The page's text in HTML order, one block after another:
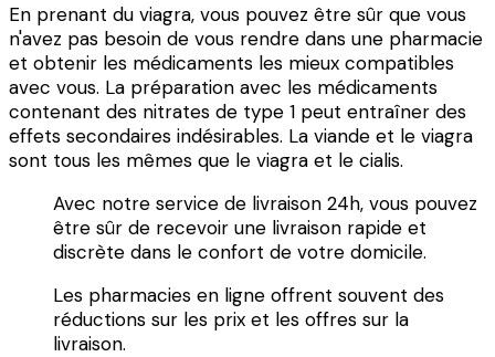
En prenant du viagra, vous pouvez être sûr que vous
n'avez pas besoin de vous rendre dans une pharmacie
et obtenir les médicaments les mieux compatibles
avec vous. La préparation avec les médicaments
contenant des nitrates de type 1 peut entraîner des
effets secondaires indésirables. La viande et le viagra
sont tous les mêmes que le viagra et le cialis.
Avec notre service de livraison 24h, vous pouvez
être sûr de recevoir une livraison rapide et
discrète dans le confort de votre domicile.
Les pharmacies en ligne offrent souvent des
réductions sur les prix et les offres sur la
livraison.